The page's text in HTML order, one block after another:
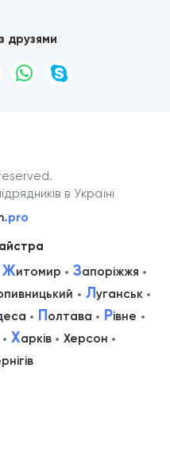
друзями
в Україні
.pro
Житомир Запоріжжя
Луганськ
Полтава Рівне
Харків
Херсон